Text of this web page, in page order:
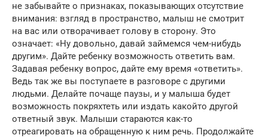
не забывайте о признаках, показывающих отсутствие
внимания: взгляд в пространство, малыш не смотрит
на вас или отворачивает голову в сторону. Это
означает: «Ну довольно, давай займемся чем-нибудь
другим». Дайте ребенку возможность ответить вам.
Задавая ребенку вопрос, дайте ему время «ответить».
Ведь так же вы поступаете в разговоре с другими
людьми. Делайте почаще паузы, и у малыша будет
возможность покряхтеть или издать какойто другой
ответный звук. Малыши стараются как-то
отреагировать на обращенную к ним речь. Продолжайте